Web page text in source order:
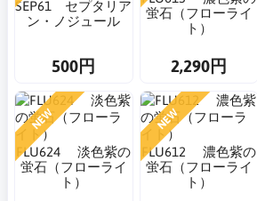
SEP61 セプタリア
ン・ノジュール
500円
蛍石（フローライ
ト）
2,290円
NEW
FLU624 淡色紫の
蛍石（フローライ
ト）
NEW
FLU612 濃色紫の
蛍石（フローライ
ト）